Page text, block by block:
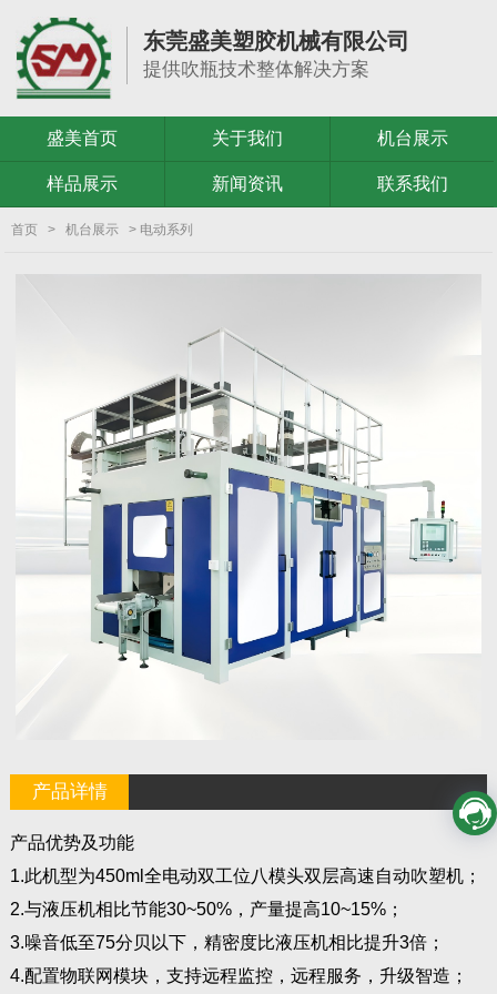
东莞盛美塑胶机械有限公司
提供吹瓶技术整体解决方案
盛美首页 关于我们 机台展示
样品展示 新闻资讯 联系我们
首页 > 机台展示 > 电动系列
产品详情
产品优势及功能
1.此机型为450ml全电动双工位八模头双层高速自动吹塑机；
2.与液压机相比节能30~50%，产量提高10~15%；
3.噪音低至75分贝以下，精密度比液压机相比提升3倍；
4.配置物联网模块，支持远程监控，远程服务，升级智造；